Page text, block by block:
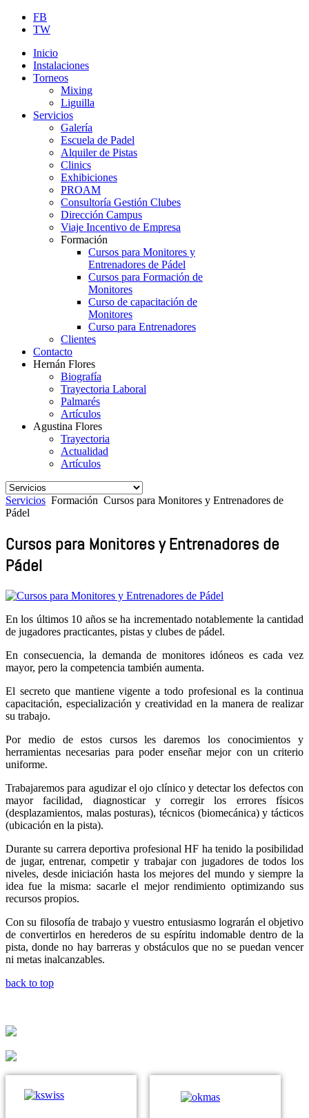
FB
TW
Inicio
Instalaciones
Torneos
Mixing
Liguilla
Servicios
Galería
Escuela de Padel
Alquiler de Pistas
Clinics
Exhibiciones
PROAM
Consultoría Gestión Clubes
Dirección Campus
Viaje Incentivo de Empresa
Formación
Cursos para Monitores y
Entrenadores de Pádel
Cursos para Formación de
Monitores
Curso de capacitación de
Monitores
Curso para Entrenadores
Clientes
Contacto
Hernán Flores
Biografía
Trayectoria Laboral
Palmarés
Artículos
Agustina Flores
Trayectoria
Actualidad
Artículos
Servicios Formación Cursos para Monitores y Entrenadores de
Pádel
Cursos para Monitores y Entrenadores de
Pádel
En los últimos 10 años se ha incrementado notablemente la cantidad
de jugadores practicantes, pistas y clubes de pádel.
En consecuencia, la demanda de monitores idóneos es cada vez
mayor, pero la competencia también aumenta.
El secreto que mantiene vigente a todo profesional es la continua
capacitación, especialización y creatividad en la manera de realizar
su trabajo.
Por medio de estos cursos les daremos los conocimientos y
herramientas necesarias para poder enseñar mejor con un criterio
uniforme.
Trabajaremos para agudizar el ojo clínico y detectar los defectos con
mayor facilidad, diagnosticar y corregir los errores físicos
(desplazamientos, malas posturas), técnicos (biomecánica) y tácticos
(ubicación en la pista).
Durante su carrera deportiva profesional HF ha tenido la posibilidad
de jugar, entrenar, competir y trabajar con jugadores de todos los
niveles, desde iniciación hasta los mejores del mundo y siempre la
idea fue la misma: sacarle el mejor rendimiento optimizando sus
recursos propios.
Con su filosofía de trabajo y vuestro entusiasmo lograrán el objetivo
de convertirlos en herederos de su espíritu indomable dentro de la
pista, donde no hay barreras y obstáculos que no se puedan vencer
ni metas inalcanzables.
back to top